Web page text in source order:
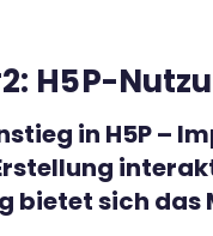
H5P-
in H5P –
sich das